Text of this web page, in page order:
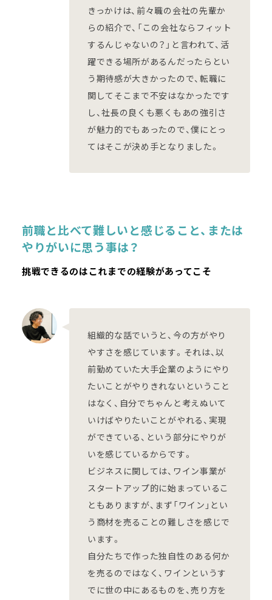
きっかけは、前々職の会社の先輩か
らの紹介で、「この会社ならフィット
するんじゃないの？」と言われて、活
躍できる場所があるんだったらとい
う期待感が大きかったので、転職に
関してそこまで不安はなかったです
し、社長の良くも悪くもあの強引さ
が魅力的でもあったので、僕にとっ
てはそこが決め手となりました。
前職と比べて難しいと感じること、または
やりがいに思う事は？
挑戦できるのはこれまでの経験があってこそ
組織的な話でいうと、今の方がやり
やすさを感じています。それは、以
前勤めていた大手企業のようにやり
たいことがやりきれないということ
はなく、自分でちゃんと考えぬいて
いけばやりたいことがやれる、実現
ができている、という部分にやりが
いを感じているからです。
ビジネスに関しては、ワイン事業が
スタートアップ的に始まっているこ
ともありますが、まず「ワイン」とい
う商材を売ることの難しさを感じで
います。
自分たちで作った独自性のある何か
を売るのではなく、ワインというす
でに世の中にあるものを、売り方を